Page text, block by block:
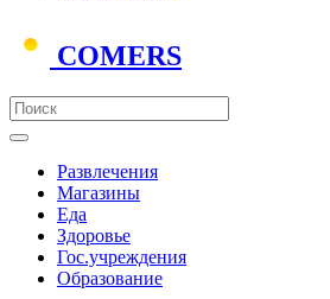
COMERS
Развлечения
Магазины
Еда
Здоровье
Гос.учреждения
Образование